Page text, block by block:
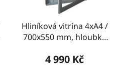
Hliníková vitrína 4xA4 /
700x550 mm, hloubka
strany
4 990 Kč